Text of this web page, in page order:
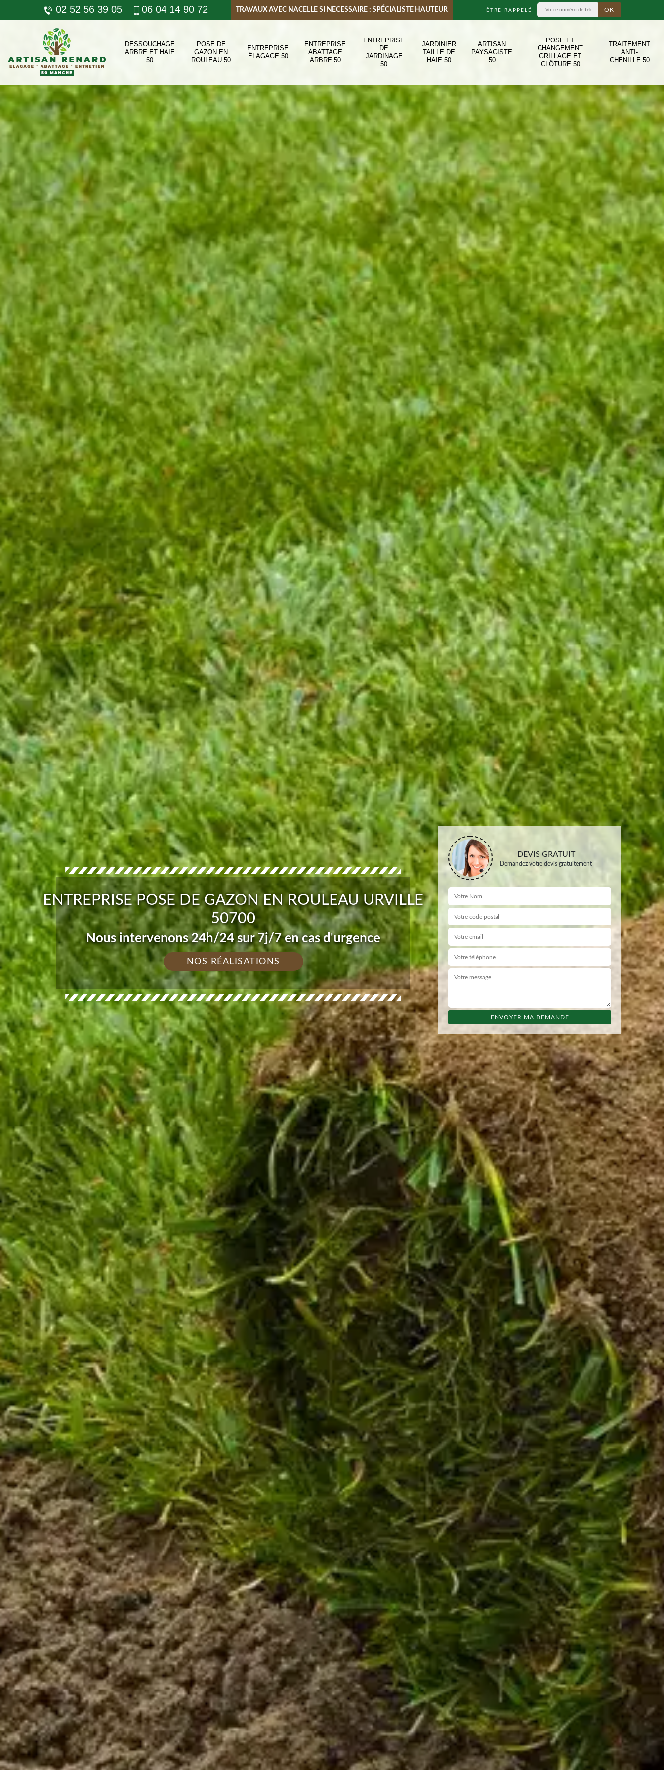
02 52 56 39 05 06 04 14 90 72 TRAVAUX AVEC NACELLE SI NECESSAIRE : SPÉCIALISTE HAUTEUR ÊTRE RAPPELÉ
DESSOUCHAGE
ARBRE ET HAIE
50
POSE DE
GAZON EN
ROULEAU 50
ENTREPRISE
ÉLAGAGE 50
ENTREPRISE
ABATTAGE
ARBRE 50
ENTREPRISE
DE
JARDINAGE
50
JARDINIER
TAILLE DE
HAIE 50
ARTISAN
PAYSAGISTE
50
POSE ET
CHANGEMENT
GRILLAGE ET
CLÔTURE 50
TRAITEMENT
ANTI-
CHENILLE 50
ENTREPRISE POSE DE GAZON EN ROULEAU URVILLE
50700
Nous intervenons 24h/24 sur 7j/7 en cas d'urgence
NOS RÉALISATIONS
DEVIS GRATUIT
Demandez votre devis gratuitement